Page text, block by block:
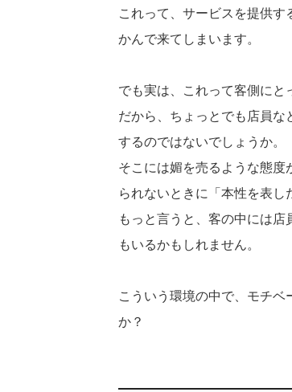
これって、サービスを提供
かんで来てしまいます。
でも実は、これって客側にと
だから、ちょっとでも店員な
するのではないでしょうか。
そこには媚を売るような態度
られないときに「本性を表し
もっと言うと、客の中には
もいるかもしれません。
こういう環境の中で、モチベ
か？